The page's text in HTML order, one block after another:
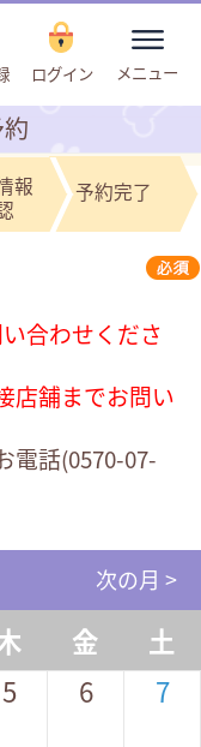
ログイン
toggle
メニュー
報
予約完了
合わせくださ
店舗までお問い
電話(0570-07-
次の月 >
金
土
5 6 7